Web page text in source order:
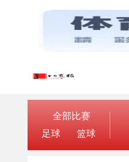
全部比赛
足球
篮球